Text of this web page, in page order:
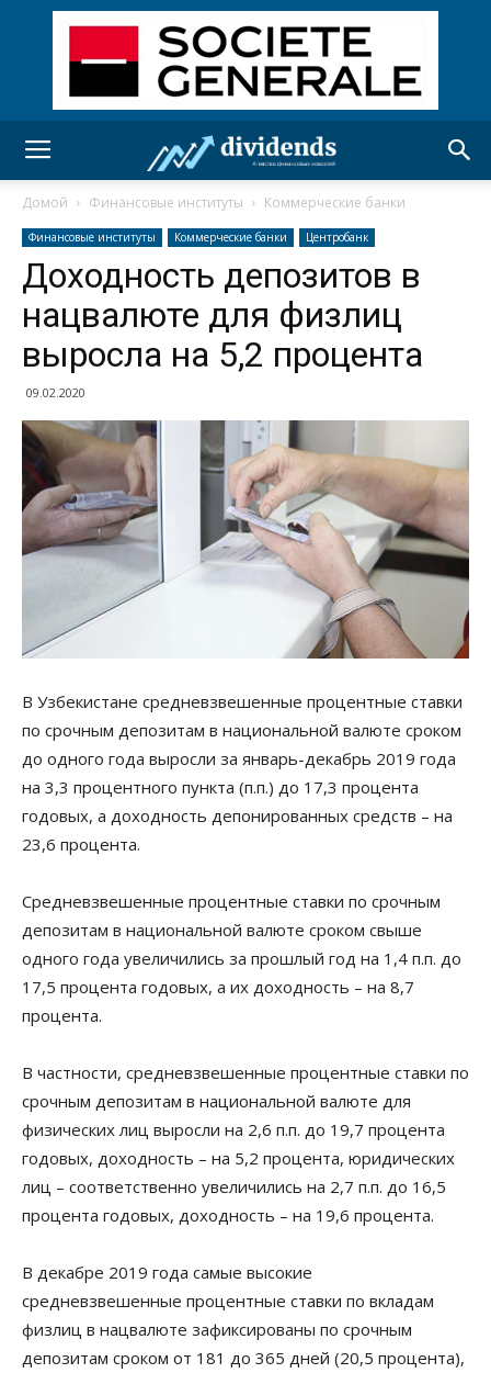
Домой Финансовые институты Коммерческие банки
Финансовые институты Коммерческие банки Центробанк
Доходность депозитов в
нацвалюте для физлиц
выросла на 5,2 процента
09.02.2020
В Узбекистане средневзвешенные процентные ставки
по срочным депозитам в национальной валюте сроком
до одного года выросли за январь-декабрь 2019 года
на 3,3 процентного пункта (п.п.) до 17,3 процента
годовых, а доходность депонированных средств – на
23,6 процента.
Средневзвешенные процентные ставки по срочным
депозитам в национальной валюте сроком свыше
одного года увеличились за прошлый год на 1,4 п.п. до
17,5 процента годовых, а их доходность – на 8,7
процента.
В частности, средневзвешенные процентные ставки по
срочным депозитам в национальной валюте для
физических лиц выросли на 2,6 п.п. до 19,7 процента
годовых, доходность – на 5,2 процента, юридических
лиц – соответственно увеличились на 2,7 п.п. до 16,5
процента годовых, доходность – на 19,6 процента.
В декабре 2019 года самые высокие
средневзвешенные процентные ставки по вкладам
физлиц в нацвалюте зафиксированы по срочным
депозитам сроком от 181 до 365 дней (20,5 процента),